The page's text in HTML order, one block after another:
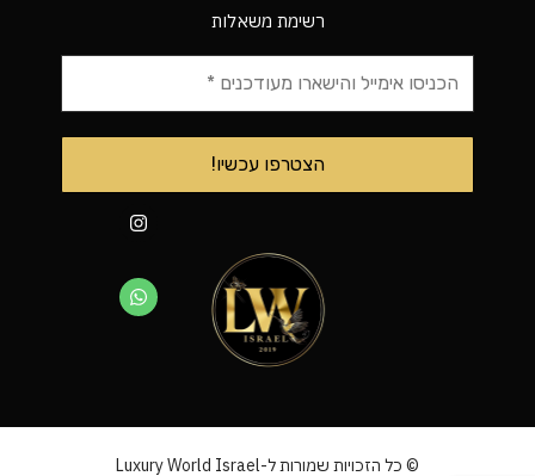
רשימת משאלות
© כל הזכויות שמורות ל-Luxury World Israel